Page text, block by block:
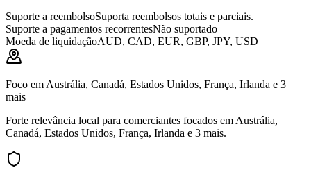
Suporte a reembolsoSuporta reembolsos totais e parciais.
Suporte a pagamentos recorrentesNão suportado
Moeda de liquidaçãoAUD, CAD, EUR, GBP, JPY, USD
Foco em Austrália, Canadá, Estados Unidos, França, Irlanda e 3
mais
Forte relevância local para comerciantes focados em Austrália,
Canadá, Estados Unidos, França, Irlanda e 3 mais.